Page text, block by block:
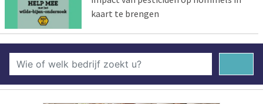
kaart te brengen